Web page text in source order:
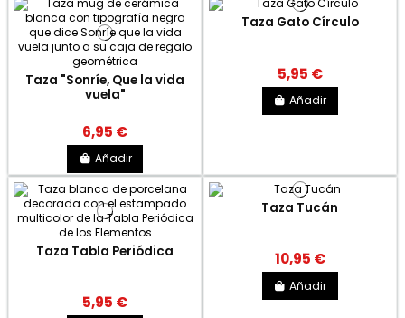
Taza "Sonríe, Que la vida
vuela"
6,95 €
Añadir
Taza Gato Círculo
5,95 €
Añadir
Taza Tabla Periódica
5,95 €
Taza Tucán
10,95 €
Añadir